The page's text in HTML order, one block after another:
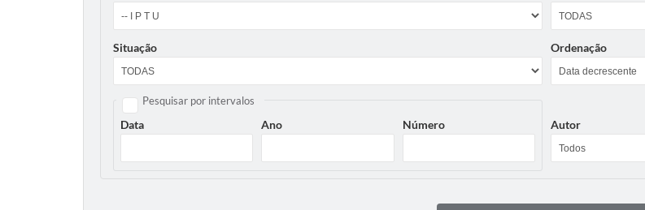
Situação Ordenação
Pesquisar por intervalos
Data Ano Número Autor